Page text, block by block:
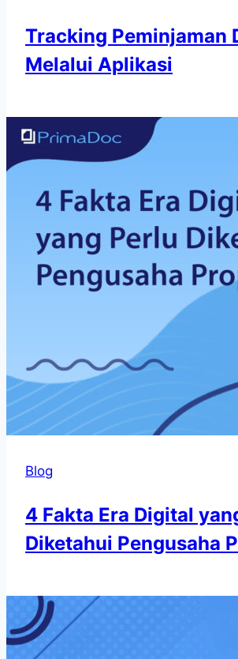
Tracking Peminjaman
Melalui Aplikasi
Blog
4 Fakta Era Digital
Diketahui Pengusaha